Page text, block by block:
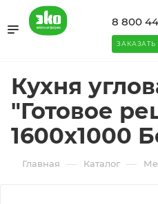
8 800
Кухня
"Готовое
1600х1000
Главная — Каталог —